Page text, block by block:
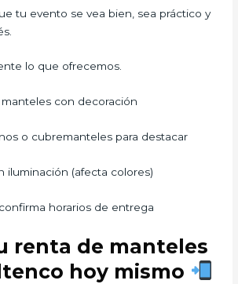
tu evento se vea bien, sea práctico y
lo que ofrecemos.
con decoración
o cubremanteles para destacar
iluminación (afecta colores)
horarios de entrega
renta de manteles
hoy mismo